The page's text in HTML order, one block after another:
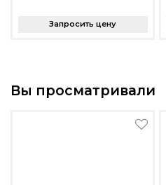
Запросить цену
Вы просматривали